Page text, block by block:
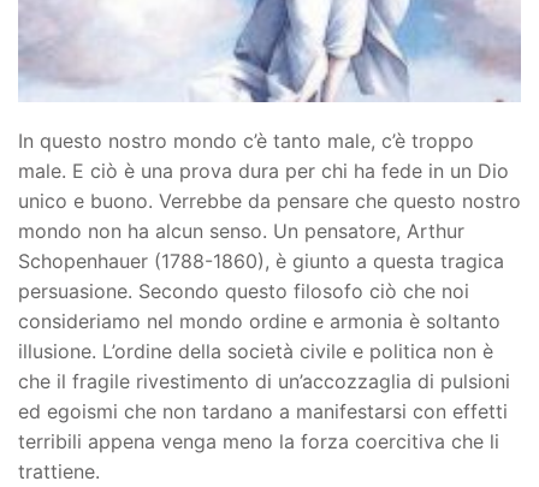
In questo nostro mondo c’è tanto male, c’è troppo
male. E ciò è una prova dura per chi ha fede in un Dio
unico e buono. Verrebbe da pensare che questo nostro
mondo non ha alcun senso. Un pensatore, Arthur
Schopenhauer (1788-1860), è giunto a questa tragica
persuasione. Secondo questo filosofo ciò che noi
consideriamo nel mondo ordine e armonia è soltanto
illusione. L’ordine della società civile e politica non è
che il fragile rivestimento di un’accozzaglia di pulsioni
ed egoismi che non tardano a manifestarsi con effetti
terribili appena venga meno la forza coercitiva che li
trattiene.